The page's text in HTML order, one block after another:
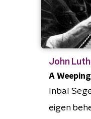
John
A
Inbal
eigen